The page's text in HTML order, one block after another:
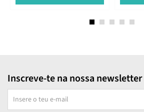
Inscreve-te na nossa newsletter